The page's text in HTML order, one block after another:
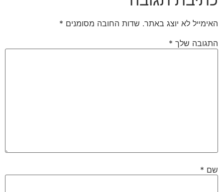
האימייל לא יוצג באתר. שדות החובה מסומנים *
התגובה שלך *
שם *